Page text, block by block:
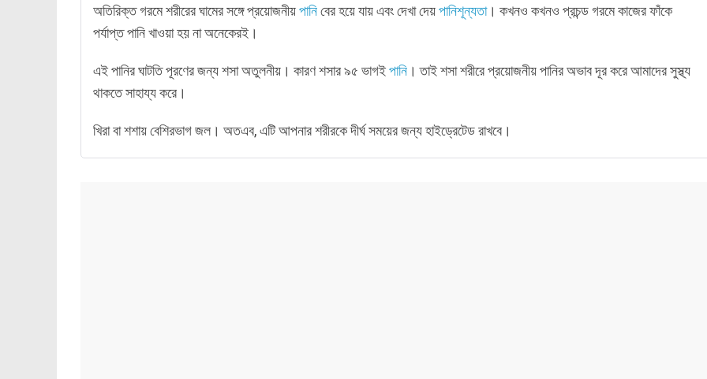
অতিরিক্ত গরমে শরীরের ঘামের সঙ্গে প্রয়োজনীয়পানিবের হয়ে যায় এবং দেখা দেয়পানিশূন্যতা। কখনও কখনও প্রচন্ড গরমে কাজের ফাঁকে
পর্যাপ্ত পানি খাওয়া হয় না অনেকেরই।
এই পানির ঘাটতি পূরণের জন্য শসা অতুলনীয়। কারণ শসার ৯৫ ভাগইপানি । তাই শসা শরীরে প্রয়োজনীয় পানির অভাব দূর করে আমাদের সুস্থ্য
থাকতে সাহায্য করে।
খিরা বা শশায় বেশিরভাগ জল। অতএব, এটি আপনার শরীরকে দীর্ঘ সময়ের জন্য হাইড্রেটেড রাখবে।